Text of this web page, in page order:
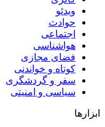
ویدئو
حوادث
اجتماعی
هواشناسی
فضای مجازی
کوتاه و خواندنی
سفر و گردشگری
سیاسی و امنیتی
ابزارها